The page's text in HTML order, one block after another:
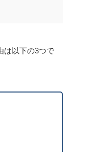
は以下の3つで